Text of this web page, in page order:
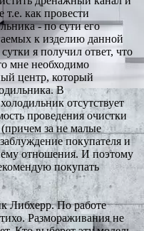
т.е. как провести
- по сути его
к изделию данной
я получил ответ, что
мне необходимо
центр, который
В
отсутствует
проведения очистки
за не малые
покупателя и
отношения. И поэтому
покупать
Либхерр. По работе
Размораживания не